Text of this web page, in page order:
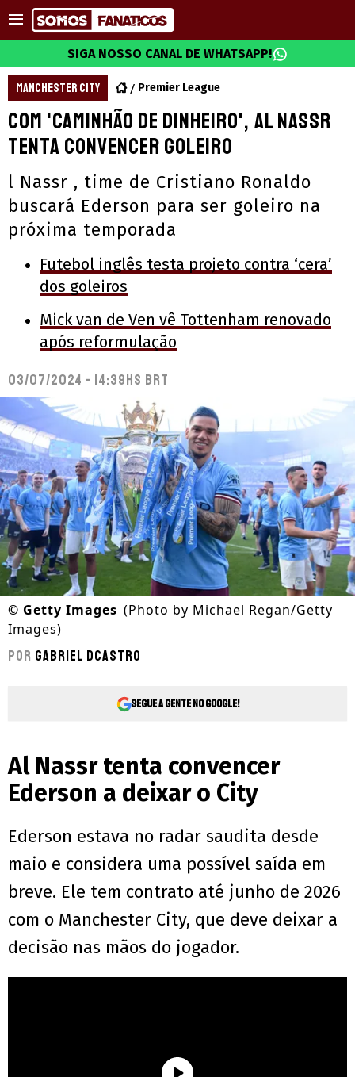
SIGA NOSSO CANAL DE WHATSAPP!
MANCHESTER CITY Premier League
Com 'caminhão de dinheiro', Al Nassr
tenta convencer goleiro
l Nassr , time de Cristiano Ronaldo
buscará Ederson para ser goleiro na
próxima temporada
Futebol inglês testa projeto contra ‘cera’
dos goleiros
Mick van de Ven vê Tottenham renovado
após reformulação
03/07/2024 - 14:39hs BRT
© Getty Images (Photo by Michael Regan/Getty
Images)
Por Gabriel Dcastro
Segue a gente no Google!
Al Nassr tenta convencer
Ederson a deixar o City
Ederson estava no radar saudita desde
maio e considera uma possível saída em
breve. Ele tem contrato até junho de 2026
com o Manchester City, que deve deixar a
decisão nas mãos do jogador.